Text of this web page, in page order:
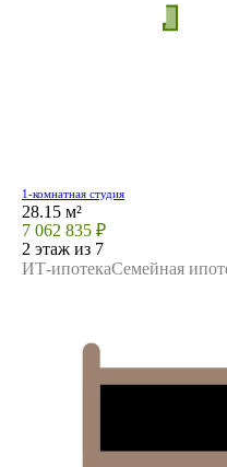
1-комнатная студия
28.15 м²
7 062 835 ₽
2 этаж из 7
ИТ-ипотекаСемейная